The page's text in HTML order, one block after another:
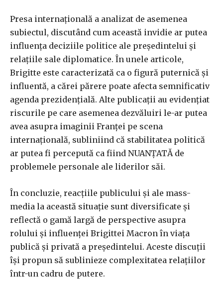
Presa internațională a analizat de asemenea
subiectul, discutând cum această invidie ar putea
influența deciziile politice ale președintelui și
relațiile sale diplomatice. În unele articole,
Brigitte este caracterizată ca o figură puternică și
influentă, a cărei părere poate afecta semnificativ
agenda prezidențială. Alte publicații au evidențiat
riscurile pe care asemenea dezvăluiri le-ar putea
avea asupra imaginii Franței pe scena
internațională, subliniind că stabilitatea politică
ar putea fi percepută ca fiind NUANȚATĂ de
problemele personale ale liderilor săi.
În concluzie, reacțiile publicului și ale mass-
media la această situație sunt diversificate și
reflectă o gamă largă de perspective asupra
rolului și influenței Brigittei Macron în viața
publică și privată a președintelui. Aceste discuții
își propun să sublinieze complexitatea relațiilor
într-un cadru de putere.